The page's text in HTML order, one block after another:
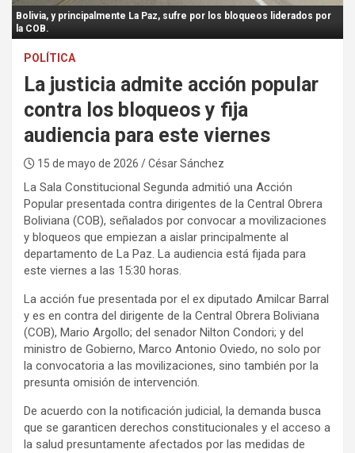
Bolivia, y principalmente La Paz, sufre por los bloqueos liderados por
la COB.
POLÍTICA
La justicia admite acción popular
contra los bloqueos y fija
audiencia para este viernes
15 de mayo de 2026 / César Sánchez
La Sala Constitucional Segunda admitió una Acción
Popular presentada contra dirigentes de la Central Obrera
Boliviana (COB), señalados por convocar a movilizaciones
y bloqueos que empiezan a aislar principalmente al
departamento de La Paz. La audiencia está fijada para
este viernes a las 15:30 horas.
La acción fue presentada por el ex diputado Amilcar Barral
y es en contra del dirigente de la Central Obrera Boliviana
(COB), Mario Argollo; del senador Nilton Condori; y del
ministro de Gobierno, Marco Antonio Oviedo, no solo por
la convocatoria a las movilizaciones, sino también por la
presunta omisión de intervención.
De acuerdo con la notificación judicial, la demanda busca
que se garanticen derechos constitucionales y el acceso a
la salud presuntamente afectados por las medidas de